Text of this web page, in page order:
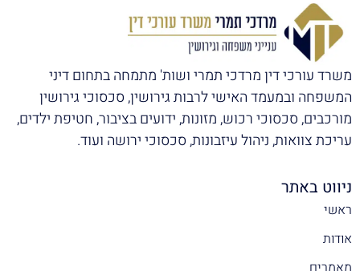
משרד עורכי דין מרדכי תמרי ושות' מתמחה בתחום דיני
המשפחה ובמעמד האישי לרבות גירושין, סכסוכי גירושין
מורכבים, סכסוכי רכוש, מזונות, ידועים בציבור, חטיפת ילדים,
עריכת צוואות, ניהול עיזבונות, סכסוכי ירושה ועוד.
ניווט באתר
ראשי
אודות